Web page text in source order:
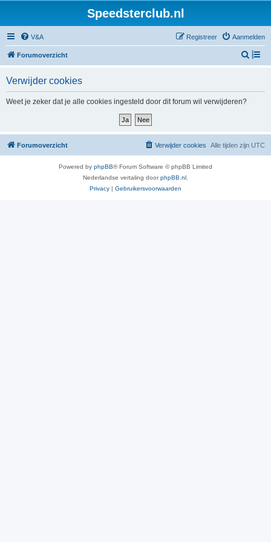
Speedsterclub.nl
V&A Aanmelden
Registreer
Forumoverzicht
Z
Verwijder cookies
Weet je zeker dat je alle cookies ingesteld door dit forum wil verwijderen?
Forumoverzicht Alle tijden zijn UTC
Verwijder cookies
Powered by phpBB® Forum Software © phpBB Limited
Nederlandse vertaling doorphpBB.nl
Privacy | Gebruikersvoorwaarden